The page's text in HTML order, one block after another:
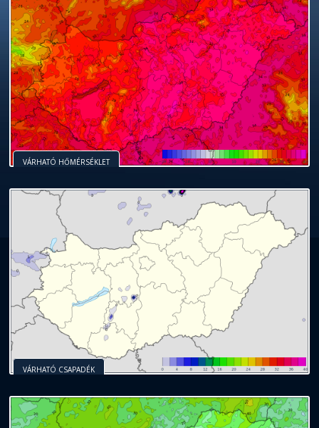
VÁRHATÓ HŐMÉRSÉKLET
VÁRHATÓ CSAPADÉK